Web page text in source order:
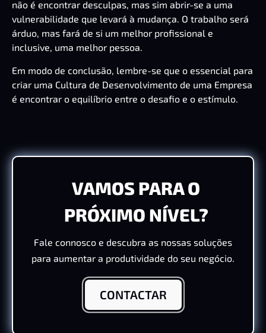
não é encontrar desculpas, mas sim abrir-se a uma
vulnerabilidade que levará à mudança. O trabalho será
árduo, mas fará de si um melhor profissional e
inclusive, uma melhor pessoa.
Em modo de conclusão, lembre-se que o essencial para
criar uma Cultura de Desenvolvimento de uma Empresa
é encontrar o equilíbrio entre o desafio e o estímulo.
VAMOS PARA O
PRÓXIMO NÍVEL?
Fale connosco e descubra as nossas soluções
para aumentar a produtividade do seu negócio.
CONTACTAR